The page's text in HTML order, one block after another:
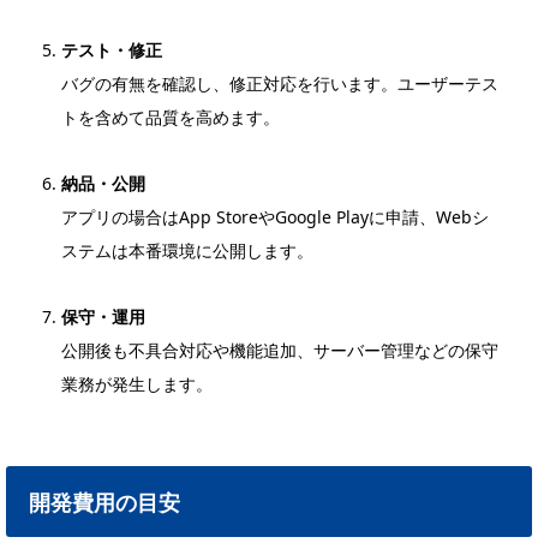
テスト・修正
バグの有無を確認し、修正対応を行います。ユーザーテス
トを含めて品質を高めます。
納品・公開
アプリの場合はApp StoreやGoogle Playに申請、Webシ
ステムは本番環境に公開します。
保守・運用
公開後も不具合対応や機能追加、サーバー管理などの保守
業務が発生します。
開発費用の目安